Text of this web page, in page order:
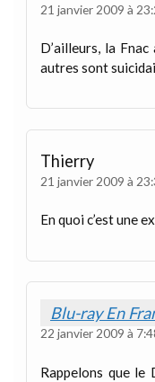
21 janvier 2009 à
D’ailleurs, la
autres sont
Thierry
21 janvier 2009 à
En quoi c’est une
Blu-ray En
22 janvier 2009 à
Rappelons que le